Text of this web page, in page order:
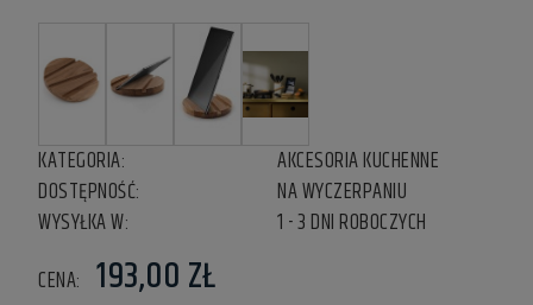
KATEGORIA:
AKCESORIA KUCHENNE
DOSTĘPNOŚĆ:
NA WYCZERPANIU
WYSYŁKA W:
1 - 3 DNI ROBOCZYCH
CENA: 193,00 ZŁ